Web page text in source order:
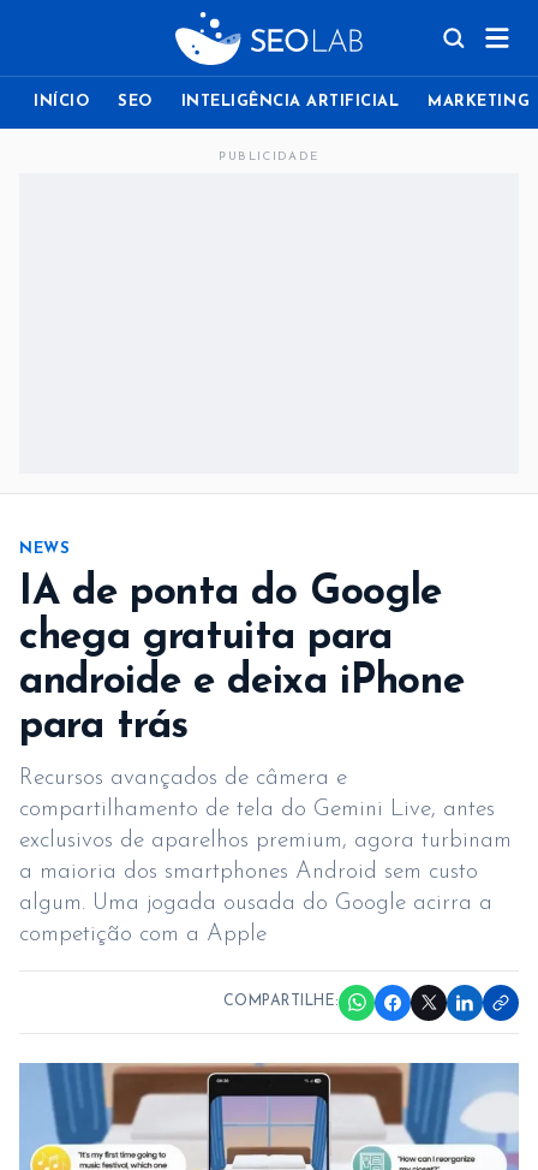
INÍCIO SEO INTELIGÊNCIA ARTIFICIAL MARKETING
PUBLICIDADE
NEWS
IA de ponta do Google
chega gratuita para
androide e deixa iPhone
para trás
Recursos avançados de câmera e
compartilhamento de tela do Gemini Live, antes
exclusivos de aparelhos premium, agora turbinam
a maioria dos smartphones Android sem custo
algum. Uma jogada ousada do Google acirra a
competição com a Apple
COMPARTILHE: